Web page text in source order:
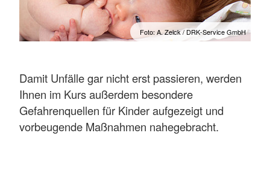
Foto: A. Zelck / DRK-Service GmbH
Damit Unfälle gar nicht erst passieren, werden
Ihnen im Kurs außerdem besondere
Gefahrenquellen für Kinder aufgezeigt und
vorbeugende Maßnahmen nahegebracht.